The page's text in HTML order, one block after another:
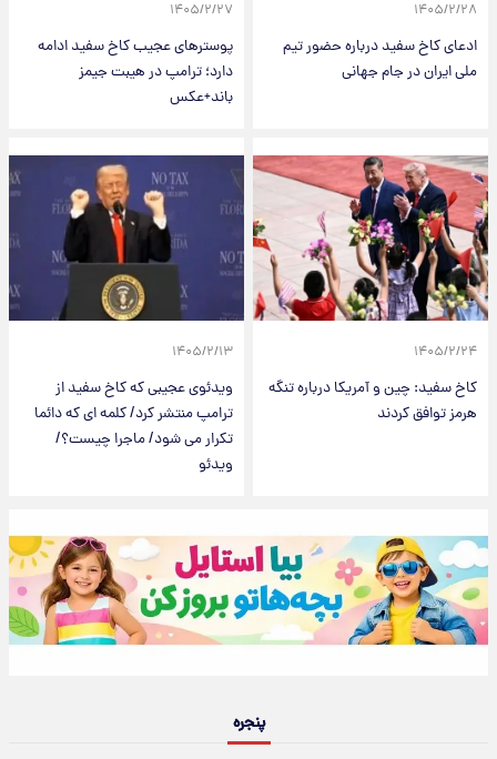
۱۴۰۵/۲/۲۸
ادعای کاخ سفید درباره حضور تیم
ملی ایران در جام جهانی
۱۴۰۵/۲/۲۷
پوسترهای عجیب کاخ سفید ادامه
دارد؛ ترامپ در هیبت جیمز
باند+عکس
۱۴۰۵/۲/۲۴
کاخ سفید: چین و آمریکا درباره تنگه
هرمز توافق کردند
۱۴۰۵/۲/۱۳
ویدئوی عجیبی که کاخ سفید از
ترامپ منتشر کرد/ کلمه ای که دائما
تکرار می شود/ ماجرا چیست؟/
ویدئو
پنجره